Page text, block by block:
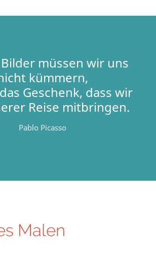
müssen wir uns
kümmern,
Geschenk, dass wir
Reise mitbringen.
Pablo Picasso
Malen